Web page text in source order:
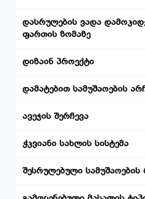
დასრულების ვადა
ფართის ზომაზე
დიზაინ პროექტი
დამატებით სამუშაოების
ავეჯის შერჩევა
ჭკვიანი სახლის სისტემა
შესრულებული